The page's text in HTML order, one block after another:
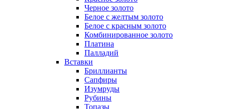
Черное золото
Белое с желтым золото
Белое с красным золото
Комбинированное золото
Платина
Палладий
Вставки
Бриллианты
Сапфиры
Изумруды
Рубины
Топазы